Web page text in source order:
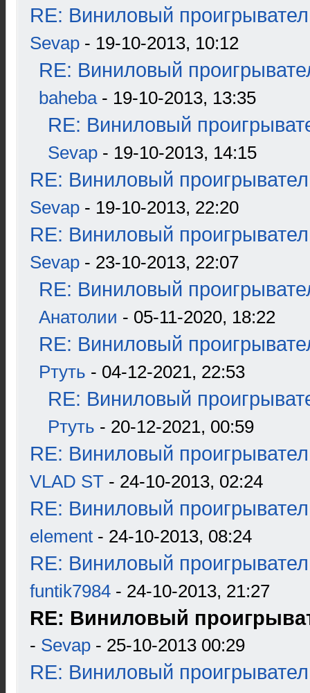
RE: Виниловый
Sevap - 19-10-2013, 10:12
RE: Виниловый
baheba- 19-10-2013, 13:35
RE: Виниловый
Sevap - 19-10-2013, 14:15
RE: Виниловый
Sevap - 19-10-2013, 22:20
RE: Виниловый
Sevap - 23-10-2013, 22:07
RE: Виниловый
Анатолии - 05-11-2020, 18:22
RE: Виниловый
Ртуть - 04-12-2021, 22:53
RE: Виниловый
Ртуть - 20-12-2021, 00:59
RE: Виниловый
VLAD ST - 24-10-2013, 02:24
RE: Виниловый
element - 24-10-2013, 08:24
RE: Виниловый
funtik7984 - 24-10-2013, 21:27
RE: Виниловый
- Sevap - 25-10-2013 00:29
RE: Виниловый